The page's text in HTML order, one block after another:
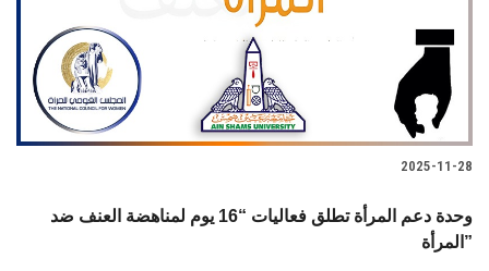
2025-11-28
وحدة دعم المرأة تطلق فعاليات “16 يوم لمناهضة العنف ضد
المرأة”